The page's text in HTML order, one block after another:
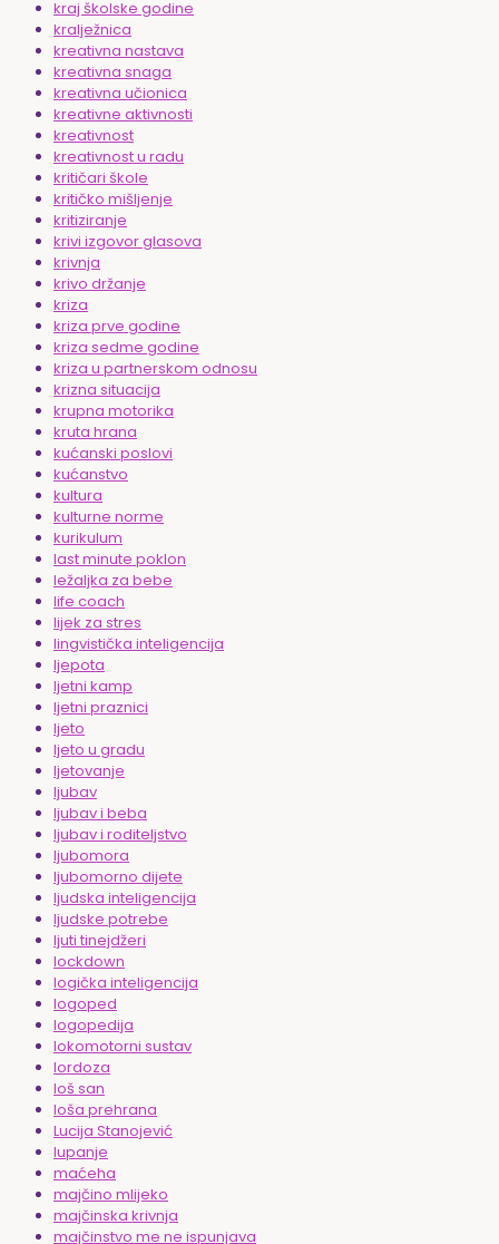
kraj školske godine
kralježnica
kreativna nastava
kreativna snaga
kreativna učionica
kreativne aktivnosti
kreativnost
kreativnost u radu
kritičari škole
kritičko mišljenje
kritiziranje
krivi izgovor glasova
krivnja
krivo držanje
kriza
kriza prve godine
kriza sedme godine
kriza u partnerskom odnosu
krizna situacija
krupna motorika
kruta hrana
kućanski poslovi
kućanstvo
kultura
kulturne norme
kurikulum
last minute poklon
ležaljka za bebe
life coach
lijek za stres
lingvistička inteligencija
ljepota
ljetni kamp
ljetni praznici
ljeto
ljeto u gradu
ljetovanje
ljubav
ljubav i beba
ljubav i roditeljstvo
ljubomora
ljubomorno dijete
ljudska inteligencija
ljudske potrebe
ljuti tinejdžeri
lockdown
logička inteligencija
logoped
logopedija
lokomotorni sustav
lordoza
loš san
loša prehrana
Lucija Stanojević
lupanje
maćeha
majčino mlijeko
majčinska krivnja
majčinstvo me ne ispunjava